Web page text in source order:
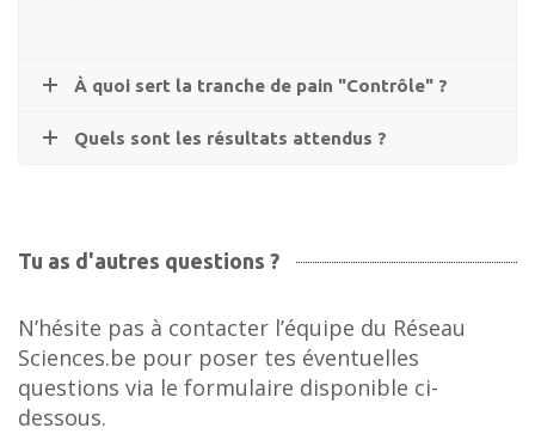
À quoi sert la tranche de pain "Contrôle" ?
Quels sont les résultats attendus ?
Tu as d'autres questions ?
N’hésite pas à contacter l’équipe du Réseau
Sciences.be pour poser tes éventuelles
questions via le formulaire disponible ci-
dessous.